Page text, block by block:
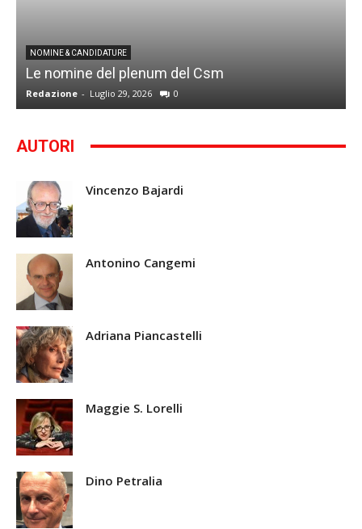
NOMINE & CANDIDATURE
Le nomine del plenum del Csm
Redazione - Luglio 29, 2026 0
AUTORI
Vincenzo Bajardi
Antonino Cangemi
Adriana Piancastelli
Maggie S. Lorelli
Dino Petralia